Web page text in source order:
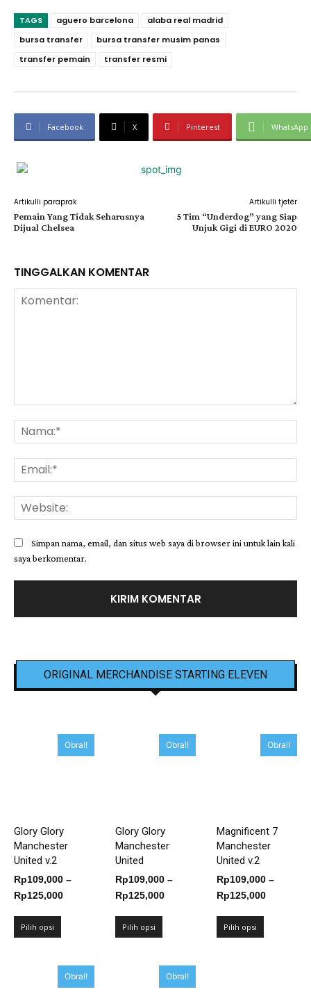
TAGS aguero barcelona
alaba real madrid
bursa transfer
bursa transfer musim panas
transfer pemain
transfer resmi
Facebook X Pinterest WhatsApp
Artikulli paraprak
Pemain Yang Tidak Seharusnya
Dijual Chelsea
Artikulli tjetër
5 Tim “Underdog” yang Siap
Unjuk Gigi di EURO 2020
TINGGALKAN KOMENTAR
Simpan nama, email, dan situs web saya di browser ini untuk lain kali
saya berkomentar.
ORIGINAL MERCHANDISE STARTING ELEVEN
Obral!
Glory Glory
Manchester
United v.2
Rp109,000 –
Rp125,000Rentang
Pilih opsi
Obral!
Glory Glory
Manchester
United
Rp109,000 –
Rp125,000Rentang
Pilih opsi
Obral!
Magnificent 7
Manchester
United v.2
Rp109,000 –
Rp125,000Rentang
Pilih opsi
Obral! Obral!